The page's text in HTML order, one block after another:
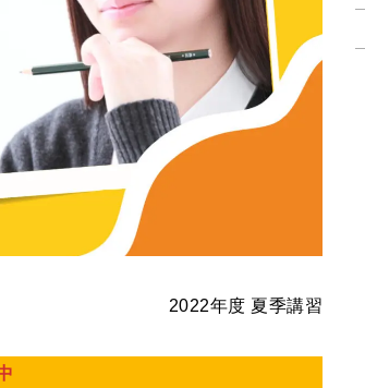
2022年度 夏季講習